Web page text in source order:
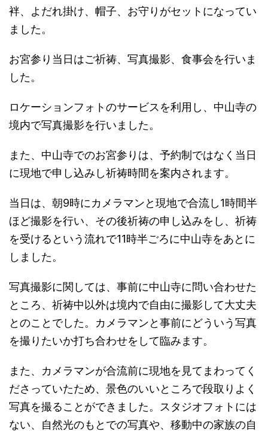
袢、よだれ掛け、帽子、お守りがセットになってい
ました。
お宮参り当日はご祈祷、写真撮影、食事会を行いま
した。
ロケーションフォトのサービスを利用し、中山寺の
境内で写真撮影を行いました。
また、中山寺でのお宮参りは、予約制ではなく当日
に現地で申し込みし祈祷時間を案内されます。
当日は、朝9時にカメラマンと現地で合流し1時間半
ほど撮影を行い、その後祈祷の申し込みをし、祈祷
を受けるという流れで11時半ごろに中山寺をあとに
しました。
写真撮影に関しては、事前に中山寺に問い合わせた
ところ、祈祷中以外は境内で自由に撮影して大丈夫
とのことでした。カメラマンと事前にどういう写真
を撮りたいか打ち合わせをして臨みます。
また、カメラマンが合流前に現地を見てまわってく
ださっていたため、景色のいいところで段取りよく
写真を撮ることができました。スタジオフォトには
ない、自然光のもとでの写真や、移動中の家族の自